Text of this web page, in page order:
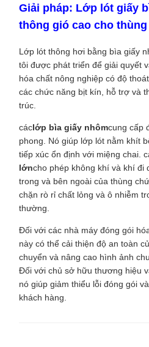
Giải pháp: Lớp lót giấy
thông gió cao cho
Lớp lót thông hơi bằng bìa giấy
tôi được phát triển để giải quyết
hóa chất nông nghiệp có độ
các chức năng bịt kín, hỗ trợ và
trúc.
cáclớp bìa giấy nhômcung cấp
phong. Nó giúp lớp lót nằm khít
tiếp xúc ổn định với miệng chai.
lớncho phép không khí và khí đi
trong và bên ngoài của thùng
chặn rò rỉ chất lỏng và ô nhiễm
thường.
Đối với các nhà máy đóng gói
này có thể cải thiện độ an toàn
chuyển và nâng cao hình ảnh
Đối với chủ sở hữu thương hiệu
nó giúp giảm thiểu lỗi đóng gói
khách hàng.